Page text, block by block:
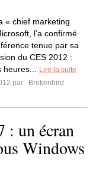
« chief marketing
l’a confirmé
tenue par sa
du CES 2012 :
heures...
Lire la suite
par
Brokenbird
un écran
Windows